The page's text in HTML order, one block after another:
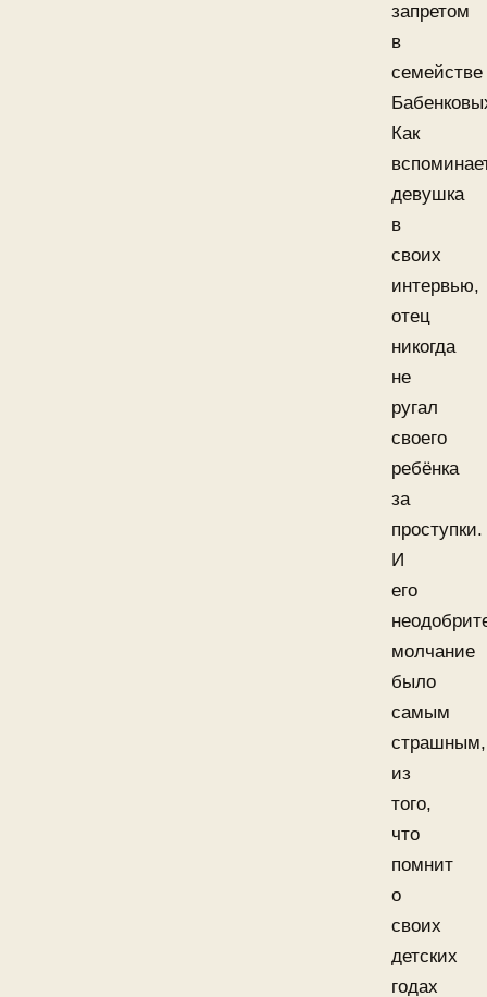
запретом
в
семействе
Как
девушка
в
своих
интервью,
отец
никогда
не
ругал
своего
ребёнка
за
проступки.
И
его
молчание
было
самым
страшным,
из
того,
что
помнит
о
своих
детских
годах